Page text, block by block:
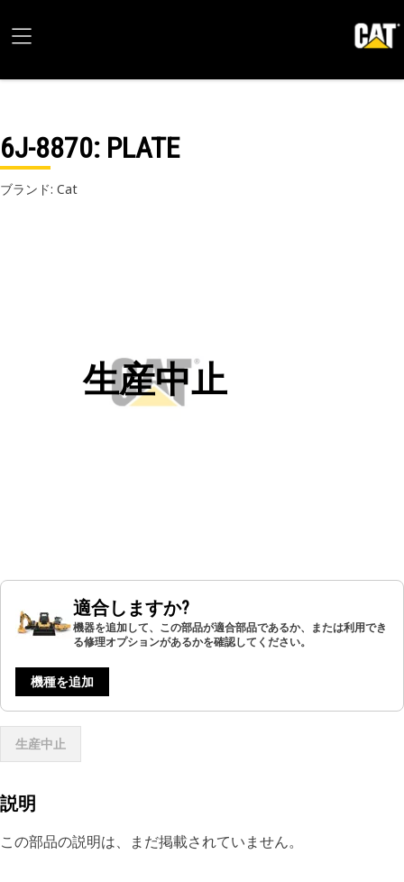
6J-8870: PLATE
ブランド: Cat
生産中止
適合しますか?
機器を追加して、この部品が適合部品であるか、または利用でき
る修理オプションがあるかを確認してください。
機種を追加
生産中止
説明
この部品の説明は、まだ掲載されていません。